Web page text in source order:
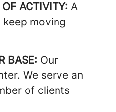
ACTIVITY: A
moving
BASE: Our
We serve an
of clients